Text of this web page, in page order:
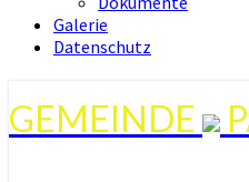
Galerie
Datenschutz
GEMEINDE